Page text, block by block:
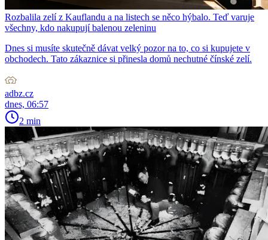
Rozbalila zelí z Kauflandu a na listech se něco hýbalo. Teď varuje
všechny, kdo nakupují balenou zeleninu
Dnes si musíte skutečně dávat velký pozor na to, co si kupujete v
obchodech. Tato zákaznice si přinesla domů nechutné čínské zelí.
adbz.cz
dnes, 06:57
2 min